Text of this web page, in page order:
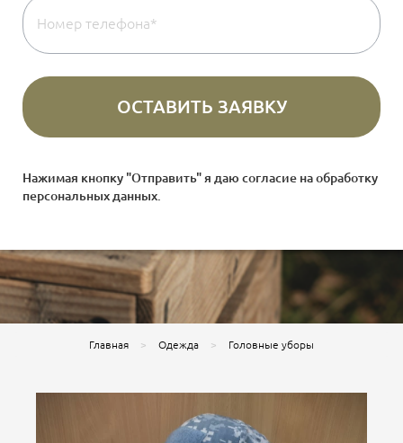
Нажимая кнопку "Отправить" я даю согласие наобработку
персональных данных
Главная Одежда Головные уборы